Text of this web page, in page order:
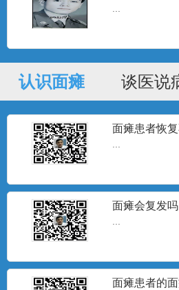
认识面瘫 谈医说
面瘫患者恢
面瘫会复发吗
面瘫患者的